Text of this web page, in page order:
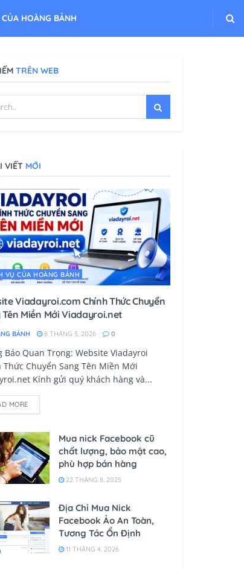
HOÀNG BẢNH
TRÊN WEB
VIẾT MỚI
VỤ CỦA HOÀNG BẢNH
Viadayroi.com Chính Thức Chuyển
Tên Miền Mới Viadayroi.net
BẢNH 8 THÁNG 5, 2026 0
Báo Quan Trọng: Website Viadayroi
Thức Chuyển Sang Tên Miền Mới
Kính gửi quý khách hàng và...
MORE
Mua nick Facebook cũ
chất lượng, bảo mật cao,
phù hợp bán hàng
22 THÁNG 8, 2025
Địa Chỉ Mua Nick
Facebook Ảo An Toàn,
Tương Tác Ổn Định
11 THÁNG 4, 2026